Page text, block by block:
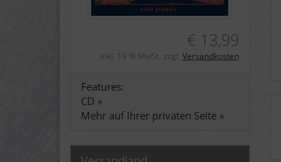
€ 13,99
inkl. 19 % MwSt. zzgl. Versandkosten
Features:
CD »
Mehr auf Ihrer privaten Seite »